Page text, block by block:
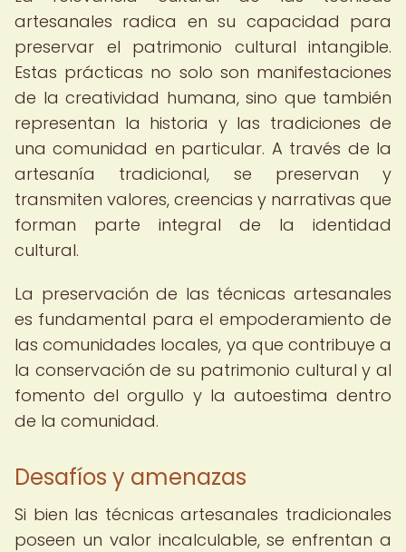
artesanales radica en su capacidad para
preservar el patrimonio cultural intangible.
Estas prácticas no solo son manifestaciones
de la creatividad humana, sino que también
representan la historia y las tradiciones de
una comunidad en particular. A través de la
artesanía tradicional, se preservan y
transmiten valores, creencias y narrativas que
forman parte integral de la identidad
cultural.
La preservación de las técnicas artesanales
es fundamental para el empoderamiento de
las comunidades locales, ya que contribuye a
la conservación de su patrimonio cultural y al
fomento del orgullo y la autoestima dentro
de la comunidad.
Desafíos y amenazas
Si bien las técnicas artesanales tradicionales
poseen un valor incalculable, se enfrentan a